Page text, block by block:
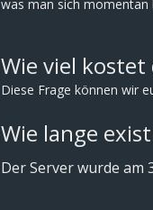
was man sich momentan
Wie viel kostet
Diese Frage können wir
Wie lange
Der Server wurde am